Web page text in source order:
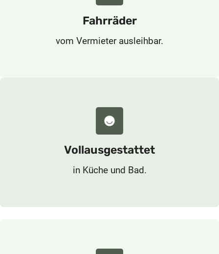
Fahrräder
vom Vermieter ausleihbar.
Vollausgestattet
in Küche und Bad.